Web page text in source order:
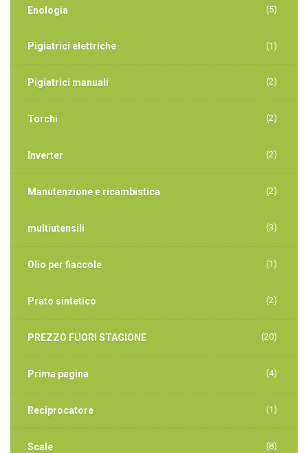
Enologia (5)
Pigiatrici elettriche (1)
Pigiatrici manuali (2)
Torchi (2)
Inverter (2)
Manutenzione e ricambistica (2)
multiutensili (3)
Olio per fiaccole (1)
Prato sintetico (2)
PREZZO FUORI STAGIONE (20)
Prima pagina (4)
Reciprocatore (1)
Scale (8)